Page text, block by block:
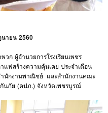
ายน 2560
ผู้อำนวยการโรงเรียนเพชร
ฟสร้างความคุ้นเคย ประจำเดือน
นักงานพาณิชย์ และสำนักงานคณะ
กันภัย (คปภ.) จังหวัดเพชรบูรณ์